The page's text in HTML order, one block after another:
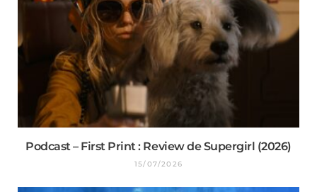
Podcast – First Print : Review de Supergirl (2026)
15/07/2026